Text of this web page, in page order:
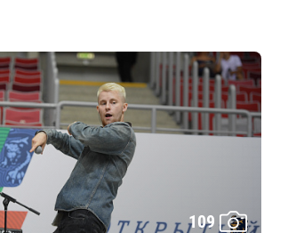
109